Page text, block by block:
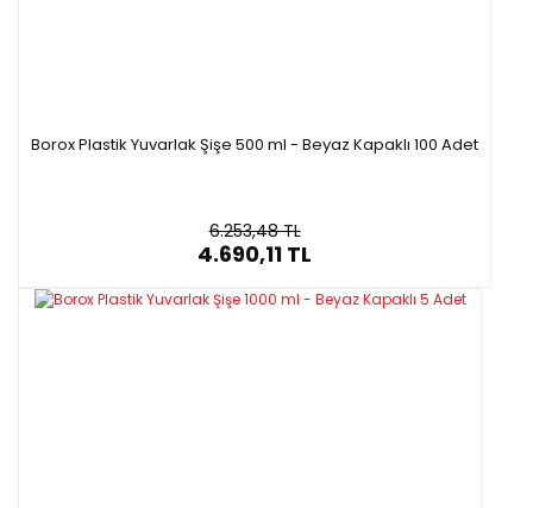
Borox Plastik Yuvarlak Şişe 500 ml - Beyaz Kapaklı 100 Adet
6.253,48 TL
4.690,11 TL